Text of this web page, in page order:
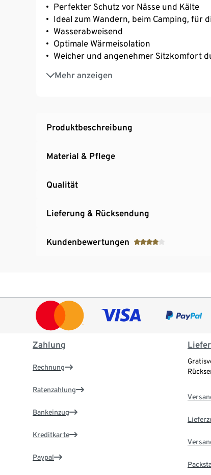
Perfekter Schutz vor Nässe und Kälte
Ideal zum Wandern, beim Camping, für
Wasserabweisend
Optimale Wärmeisolation
Weicher und angenehmer Sitzkomfort
Mehr anzeigen
Kompakt zusammenfaltbar und mit
Platzsparend verstaubar
Produktbeschreibung
Material & Pflege
Qualität
Lieferung & Rücksendung
Kundenbewertungen
Zahlung
Rechnung
Ratenzahlung
Bankeinzug
Kreditkarte
Paypal